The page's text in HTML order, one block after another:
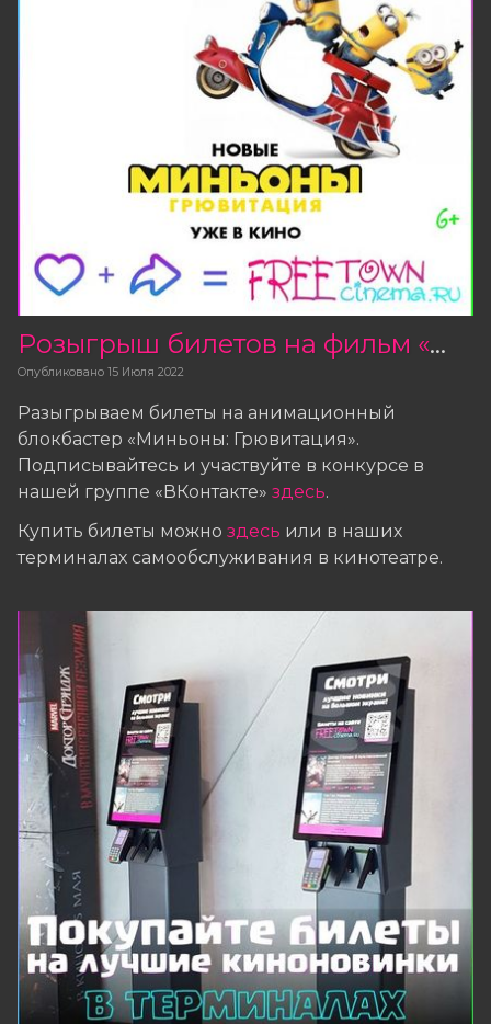
Розыгрыш билетов на фильм «Миньоны: Грювитация»
Опубликовано 15 Июля 2022
Разыгрываем билеты на анимационный
блокбастер «Миньоны: Грювитация».
Подписывайтесь и участвуйте в конкурсе в
нашей группе «ВКонтакте» здесь.
Купить билеты можно здесь или в наших
терминалах самообслуживания в кинотеатре.